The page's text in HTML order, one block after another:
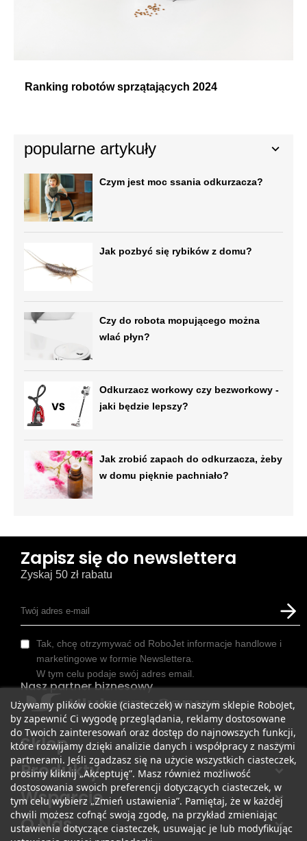
popularne artykuły
Czym jest moc ssania odkurzacza?
Jak pozbyć się rybików z domu?
Czy do robota mopującego można
wlać płyn?
Odkurzacz workowy czy bezworkowy -
jaki będzie lepszy?
Jak zrobić zapach do odkurzacza, żeby
w domu pięknie pachniało?
Ranking robotów sprzątających 2024
Sklep
Produkty
Wsparcie
O Nas
Używamy plików cookie (ciasteczek) w naszym sklepie RoboJet,
by zapewnić Ci wygodę przeglądania, reklamy dostosowane
do Twoich zainteresowań oraz dostęp do najnowszych funkcji,
które rozwijamy dzięki analizie danych i współpracy z naszymi
partnerami. Jeśli zgadzasz się na użycie wszystkich ciasteczek,
prosimy kliknij „Akceptuję”. Masz również możliwość
dostosowania swoich preferencji dotyczących ciasteczek, w
tym celu wybierz „Zmień ustawienia”. Pamiętaj, że w każdej
chwili możesz cofnąć swoją zgodę, na przykład zmieniając
ustawienia dotyczące ciasteczek, usuwając je lub modyfikując
Zapisz się do newslettera
Zyskaj 50 zł rabatu
Tak, chcę otrzymywać od RoboJet informacje handlowe i
marketingowe w formie Newslettera.
W tym celu podaje swój adres email.
Nasz partner biznesowy